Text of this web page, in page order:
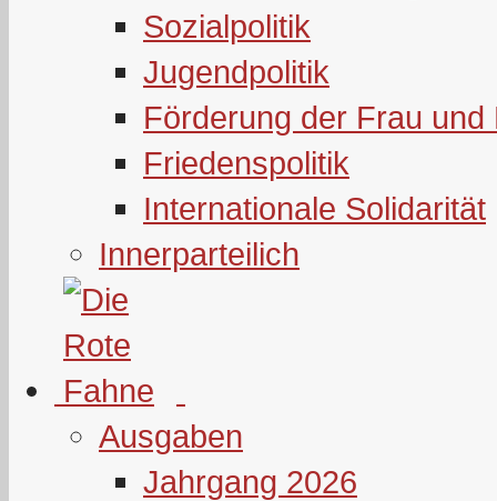
Sozialpolitik
Jugendpolitik
Förderung der Frau und
Friedenspolitik
Internationale Solidarität
Innerparteilich
Ausgaben
Jahrgang 2026